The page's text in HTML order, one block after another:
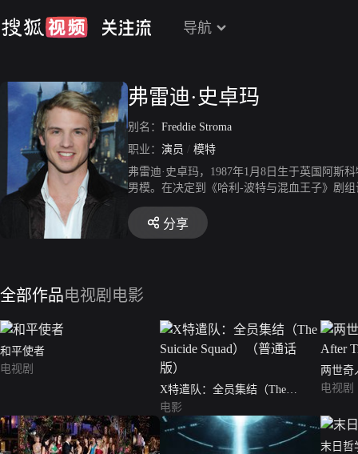
导航
弗雷迪·史卓玛
别名： Freddie Stroma
职业： 演员 / 模特
弗雷迪·史卓玛，1987年1月8日生于英国阿斯
男模。在决定到《哈利-波特与混血王子》剧
分享
全部作品电视剧 电影
和平使者
电视剧
X特遣队：全员集结（The
Suicide Squad）（普通话版）
电影
两世奇
Time
电视剧
末日哲